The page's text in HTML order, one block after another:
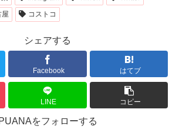
屋 コストコ
シェアする
Facebook はてブ
LINE コピー
PUANAをフォローする